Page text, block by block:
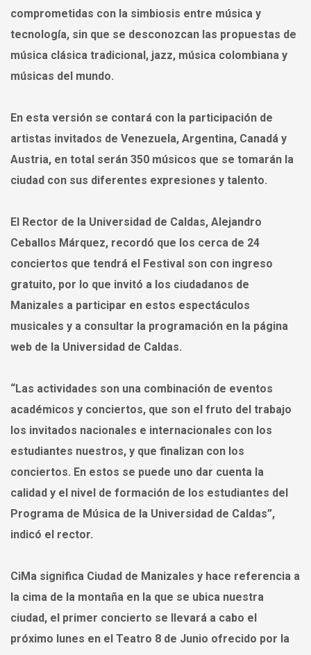
comprometidas con la simbiosis entre música y
tecnología, sin que se desconozcan las propuestas de
música clásica tradicional, jazz, música colombiana y
músicas del mundo.
En esta versión se contará con la participación de
artistas invitados de Venezuela, Argentina, Canadá y
Austria, en total serán 350 músicos que se tomarán la
ciudad con sus diferentes expresiones y talento.
El Rector de la Universidad de Caldas, Alejandro
Ceballos Márquez, recordó que los cerca de 24
conciertos que tendrá el Festival son con ingreso
gratuito, por lo que invitó a los ciudadanos de
Manizales a participar en estos espectáculos
musicales y a consultar la programación en la página
web de la Universidad de Caldas.
“Las actividades son una combinación de eventos
académicos y conciertos, que son el fruto del trabajo
los invitados nacionales e internacionales con los
estudiantes nuestros, y que finalizan con los
conciertos. En estos se puede uno dar cuenta la
calidad y el nivel de formación de los estudiantes del
Programa de Música de la Universidad de Caldas”,
indicó el rector.
CiMa significa Ciudad de Manizales y hace referencia a
la cima de la montaña en la que se ubica nuestra
ciudad, el primer concierto se llevará a cabo el
próximo lunes en el Teatro 8 de Junio ofrecido por la